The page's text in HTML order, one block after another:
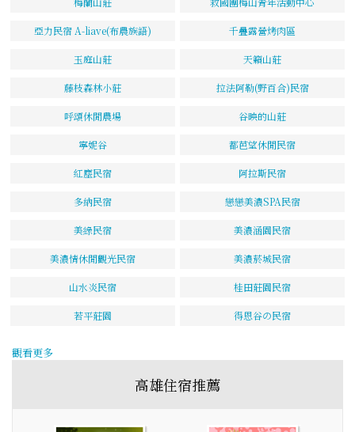
亞力民宿 A-liave(布農族語) 千疊露營烤肉區
玉庭山莊 天籟山莊
藤枝森林小莊 拉法阿勒(野百合)民宿
呼頌休閒農場 谷映的山莊
寧妮谷 都芭望休閒民宿
紅塵民宿 阿拉斯民宿
多納民宿 戀戀美濃SPA民宿
美綠民宿 美濃涵園民宿
美濃情休閒觀光民宿 美濃菸城民宿
山水炎民宿 桂田莊園民宿
若平莊園 得恩谷の民宿
觀看更多
高雄住宿推薦